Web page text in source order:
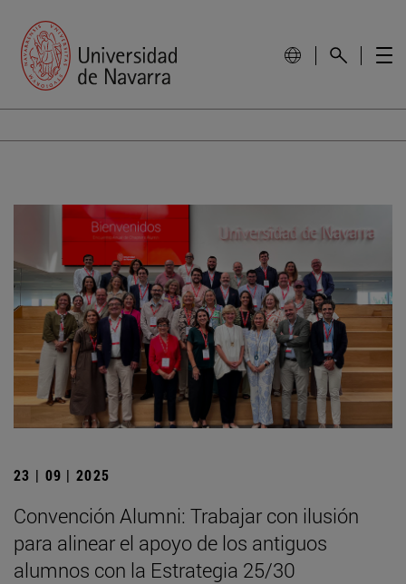
23 | 09 | 2025
Convención Alumni: Trabajar con ilusión
para alinear el apoyo de los antiguos
alumnos con la Estrategia 25/30